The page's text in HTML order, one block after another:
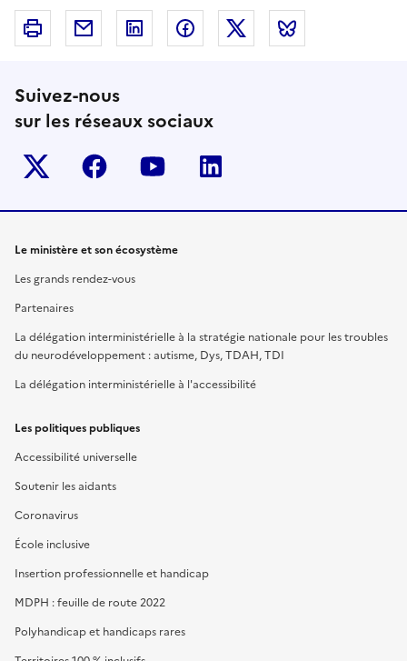
Imprimer Courriel Linkedin FacebookTwitter
Suivez-nous
sur les réseaux sociaux
Twitter-x facebook youtube
Le ministère et son écosystème
Les grands rendez-vous
Partenaires
La délégation interministérielle à la stratégie nationale pour les troubles
du neurodéveloppement : autisme, Dys, TDAH, TDI
La délégation interministérielle à l'accessibilité
Les politiques publiques
Accessibilité universelle
Soutenir les aidants
Coronavirus
École inclusive
Insertion professionnelle et handicap
MDPH : feuille de route 2022
Polyhandicap et handicaps rares